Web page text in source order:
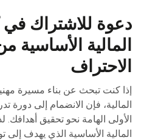
دعوة للاشتراك
المالية الأساسية
الاحتراف
إذا كنت تبحث عن بناء مسيرة
المالية، فإن الانضمام إلى دورة
الأولى الهامة نحو تحقيق
المالية الأساسية الذي يهدف إلى